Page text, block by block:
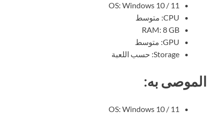
OS: Windows 10 / 11
CPU: متوسط
RAM: 8 GB
GPU: متوسط
Storage: حسب اللعبة
الموصى به:
OS: Windows 10 / 11